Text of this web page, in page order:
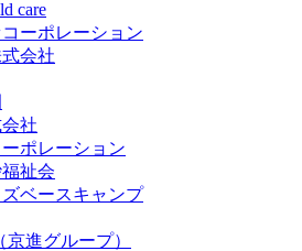
care
ーポレーション
会社
社
ポレーション
祉会
ベースキャンプ
進グループ）